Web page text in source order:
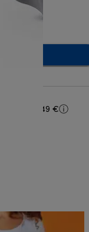
partir de 49 €